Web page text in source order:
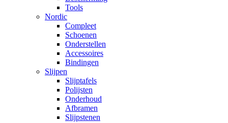
Tools
Nordic
Compleet
Schoenen
Onderstellen
Accessoires
Bindingen
Slijpen
Slijptafels
Polijsten
Onderhoud
Afbramen
Slijpstenen